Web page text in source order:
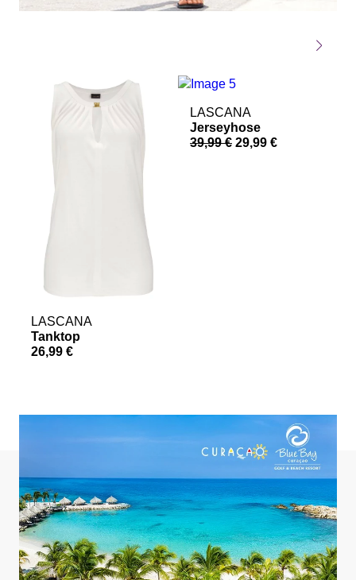
LASCANA
Tanktop
26,99 €
LASCANA
Jerseyhose
39,99 € 29,99 €